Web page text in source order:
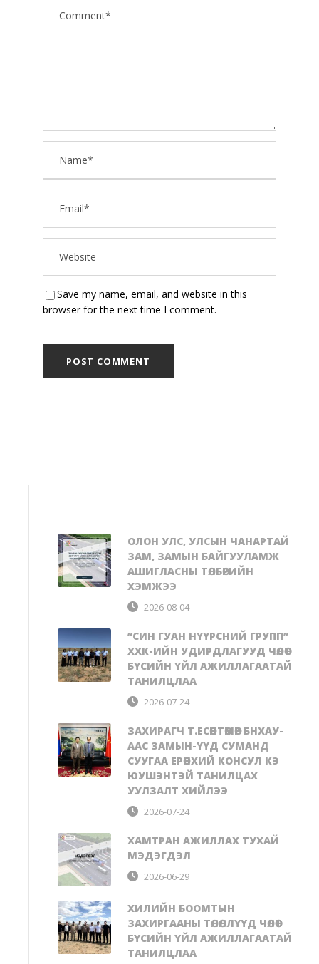
Save my name, email, and website in this
browser for the next time I comment.
ОЛОН УЛС, УЛСЫН ЧАНАРТАЙ
ЗАМ, ЗАМЫН БАЙГУУЛАМЖ
АШИГЛАСНЫ ТӨЛБӨРИЙН
ХЭМЖЭЭ
2026-08-04
“СИН ГУАН НҮҮРСНИЙ ГРУПП”
ХХК-ИЙН УДИРДЛАГУУД ЧӨЛӨӨТ
БҮСИЙН ҮЙЛ АЖИЛЛАГААТАЙ
ТАНИЛЦЛАА
2026-07-24
ЗАХИРАГЧ Т.ЕСӨНТӨМӨР БНХАУ-
ААС ЗАМЫН-ҮҮД СУМАНД
СУУГАА ЕРӨНХИЙ КОНСУЛ КЭ
ЮУШЭНТЭЙ ТАНИЛЦАХ
УУЛЗАЛТ ХИЙЛЭЭ
2026-07-24
ХАМТРАН АЖИЛЛАХ ТУХАЙ
МЭДЭГДЭЛ
2026-06-29
ХИЛИЙН БООМТЫН
ЗАХИРГААНЫ ТӨЛӨӨЛЛҮҮД ЧӨЛӨӨТ
БҮСИЙН ҮЙЛ АЖИЛЛАГААТАЙ
ТАНИЛЦЛАА